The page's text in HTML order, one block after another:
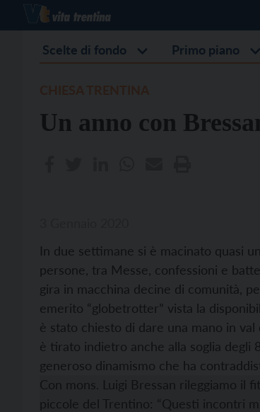
Scelte di fondo Primo piano
Un anno con
In due settimane si è macinato quasi
persone, tra Messe, confessioni e
gira in macchina decine di comunità,
emerito “globetrotter” vista la
è stato chiesto di dare una mano in
è tirato indietro anche alla soglia degli
generoso dinamismo che ha
Con mons. Luigi Bressan rileggiamo il
piccole del Trentino: “Questi incontri